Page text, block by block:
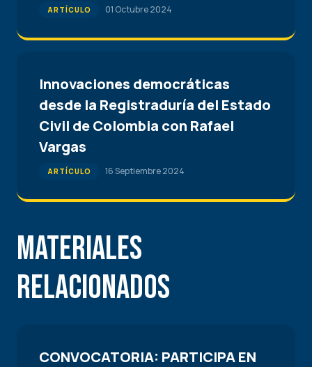
ARTÍCULO 01 Octubre 2024
Innovaciones democráticas
desde la Registraduría del Estado
Civil de Colombia con Rafael
Vargas
ARTÍCULO 16 Septiembre 2024
Materiales
Relacionados
CONVOCATORIA: PARTICIPA EN